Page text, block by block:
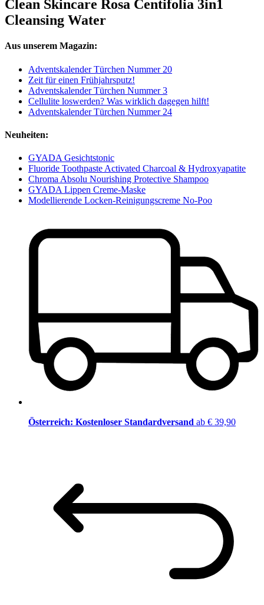
Clean Skincare Rosa Centifolia 3in1
Cleansing Water
Aus unserem Magazin:
Adventskalender Türchen Nummer 20
Zeit für einen Frühjahrsputz!
Adventskalender Türchen Nummer 3
Cellulite loswerden? Was wirklich dagegen hilft!
Adventskalender Türchen Nummer 24
Neuheiten:
GYADA Gesichtstonic
Fluoride Toothpaste Activated Charcoal & Hydroxyapatite
Chroma Absolu Nourishing Protective Shampoo
GYADA Lippen Creme-Maske
Modellierende Locken-Reinigungscreme No-Poo
Österreich: Kostenloser Standardversand ab € 39,90